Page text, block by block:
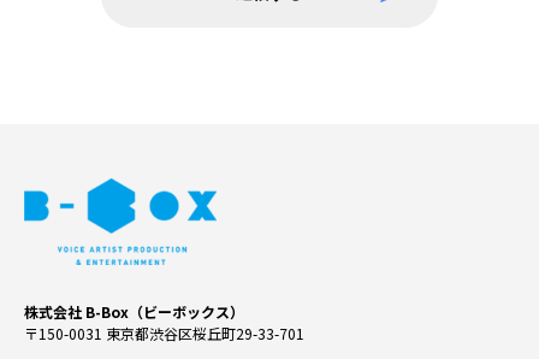
株式会社 B-Box（ビーボックス）
〒150-0031 東京都渋谷区桜丘町29-33-701